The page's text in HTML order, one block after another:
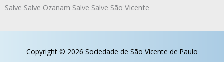
Salve Salve Ozanam Salve Salve São Vicente
Copyright © 2026 Sociedade de São Vicente de Paulo